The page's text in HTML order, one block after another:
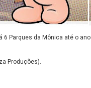
6 Parques da Mônica até o ano
Produções).